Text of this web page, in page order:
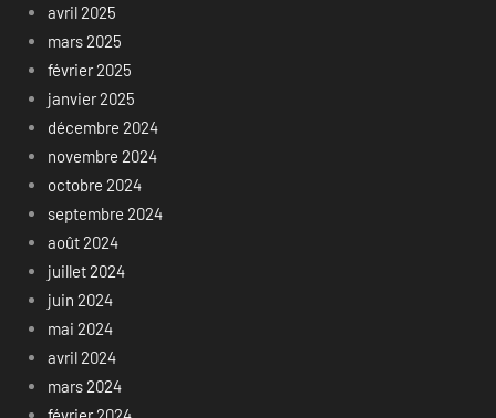
avril 2025
mars 2025
février 2025
janvier 2025
décembre 2024
novembre 2024
octobre 2024
septembre 2024
août 2024
juillet 2024
juin 2024
mai 2024
avril 2024
mars 2024